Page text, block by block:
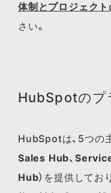
体制と​プロジェク
さい。​
HubSpotのプ
HubSpotは、5つの
Sales Hub、
Hub）を提供してお